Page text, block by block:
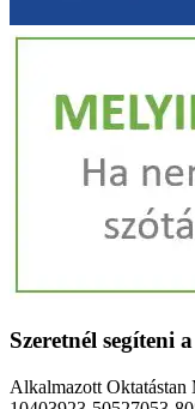
Szeretnél segíteni
Alkalmazott